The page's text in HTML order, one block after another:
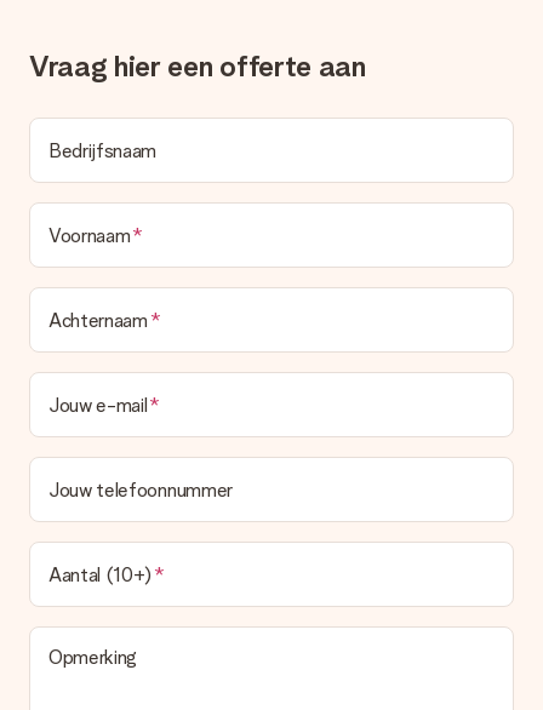
gerust het cadeau gelijk bij de ontvanger laten afleveren, zo is
het echt een verrassing!
Vraag hier een offerte aan
Bedrijfsnaam
Voornaam
Achternaam
Jouw e-mail
Jouw telefoonnummer
Aantal (10+)
Opmerking